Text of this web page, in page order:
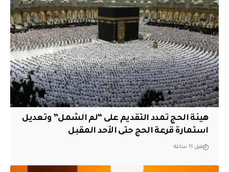
هيئة الحج تمدد التقديم على “لم الشمل” وتعديل
استمارة قرعة الحج حتى الأحد المقبل
قبل 11 ساعة